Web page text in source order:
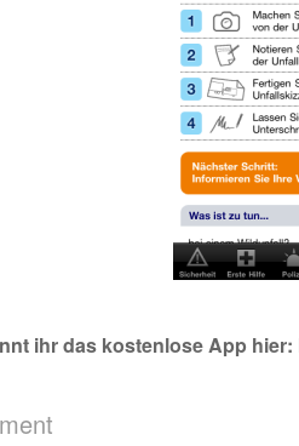
ihr das kostenlose App hier: